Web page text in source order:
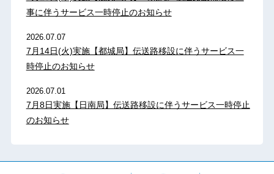
事に伴うサービス一時停止のお知らせ
2026.07.07
7月14日(火)実施【都城局】伝送路移設に伴うサービス一
時停止のお知らせ
2026.07.01
7月8日実施【日南局】伝送路移設に伴うサービス一時停止
のお知らせ